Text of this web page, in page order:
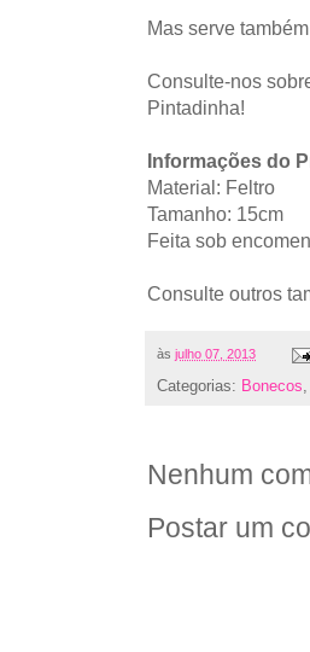
Mas serve
Consulte-nos
Pintadinha!
Informações do
Material: Feltro
Tamanho: 15cm
Feita sob
Consulte outros
às julho 07, 2013
Categorias: Bonecos,
Nenhum
Postar um